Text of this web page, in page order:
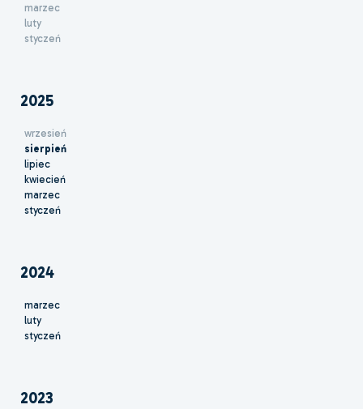
marzec
luty
styczeń
2025
wrzesień
sierpień
lipiec
kwiecień
marzec
styczeń
2024
marzec
luty
styczeń
2023